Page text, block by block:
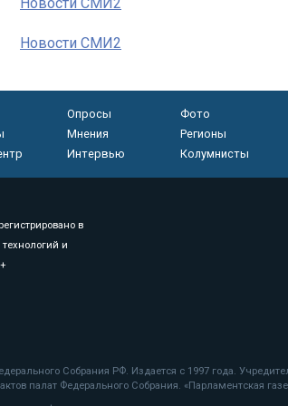
Новости СМИ2
Опросы
Фото
Мнения
Регионы
Интервью Колумнисты
в
и
Собрания РФ. Издается с 1997 года.
палат Федерального Собрания. «Парламентская